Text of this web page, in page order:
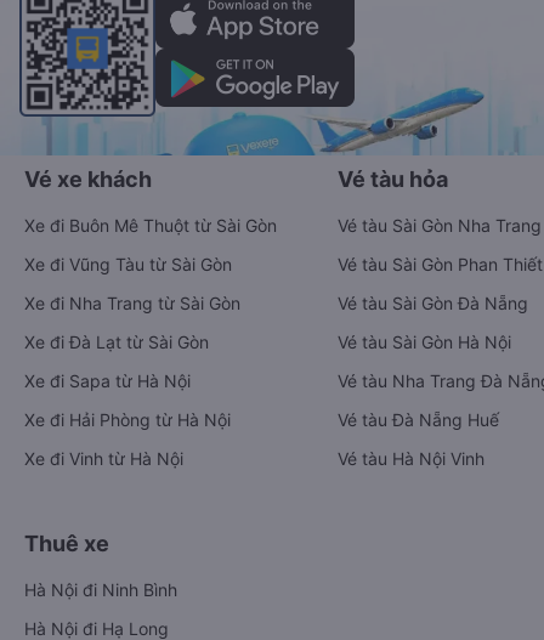
Vé xe khách
Xe đi Buôn Mê Thuột từ Sài Gòn
Xe đi Vũng Tàu từ Sài Gòn
Xe đi Nha Trang từ Sài Gòn
Xe đi Đà Lạt từ Sài Gòn
Xe đi Sapa từ Hà Nội
Xe đi Hải Phòng từ Hà Nội
Xe đi Vinh từ Hà Nội
Vé tàu hỏa
Vé tàu Sài Gòn Nha Trang
Vé tàu Sài Gòn Phan Thiết
Vé tàu Sài Gòn Đà Nẵng
Vé tàu Sài Gòn Hà Nội
Vé tàu Nha Trang Đà
Vé tàu Đà Nẵng Huế
Vé tàu Hà Nội Vinh
Thuê xe
Hà Nội đi Ninh Bình
Hà Nội đi Hạ Long